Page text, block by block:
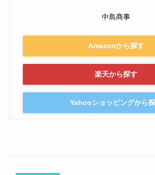
中島商事
Amazonから探す
楽天から探す
Yahooショッピングから